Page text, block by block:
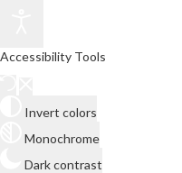
Accessibility Tools
Invert colors
Monochrome
Dark contrast